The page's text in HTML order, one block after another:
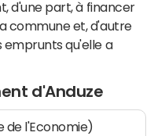
d'une part, à financer
commune et, d'autre
emprunts qu'elle a
d'Anduze
de l'Economie)